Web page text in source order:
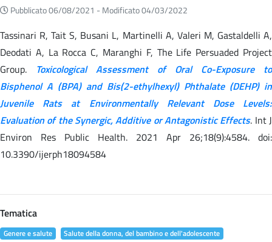
Pubblicato 06/08/2021 - Modificato 04/03/2022
Tassinari R, Tait S, Busani L, Martinelli A, Valeri M, Gastaldelli A,
Deodati A, La Rocca C, Maranghi F, The Life Persuaded Project
Group. Toxicological Assessment of Oral Co-Exposure to
Bisphenol A (BPA) and Bis(2-ethylhexyl) Phthalate (DEHP) in
Juvenile Rats at Environmentally Relevant Dose Levels:
Evaluation of the Synergic, Additive or Antagonistic Effects. Int J
Environ Res Public Health. 2021 Apr 26;18(9):4584. doi:
10.3390/ijerph18094584
Tematica
Genere e salute
Salute della donna, del bambino e dell'adolescente